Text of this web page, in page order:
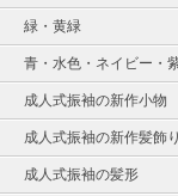
緑・黄緑
青・水色・ネイビー・
成人式振袖の新作小物
成人式振袖の新作髪飾り
成人式振袖の髪形